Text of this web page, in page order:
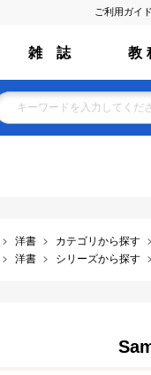
ご利用ガイド
雑 誌 教
洋書 カテゴリから探す
洋書 シリーズから探す